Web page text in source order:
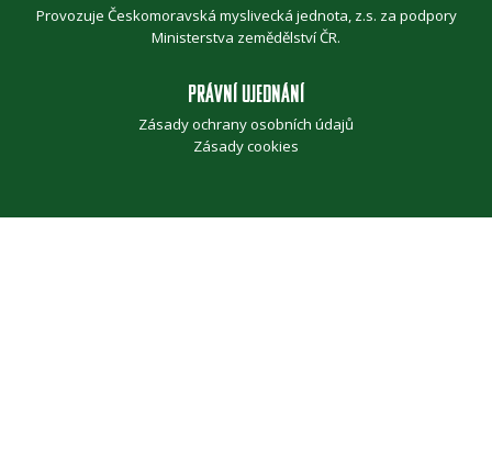
Provozuje Českomoravská myslivecká jednota, z.s. za podpory
Ministerstva zemědělství ČR.
PRÁVNÍ UJEDNÁNÍ
Zásady ochrany osobních údajů
Zásady cookies